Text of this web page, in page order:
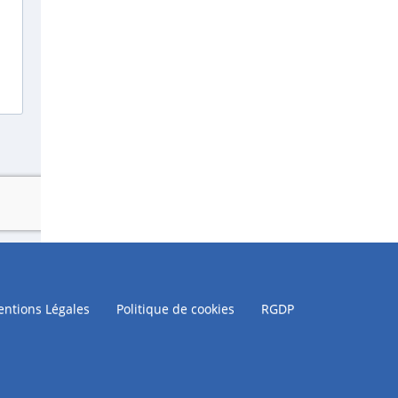
Légales Politique de cookies RGDP